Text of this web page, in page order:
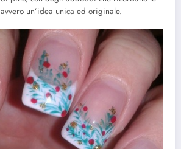
un’idea unica ed originale.